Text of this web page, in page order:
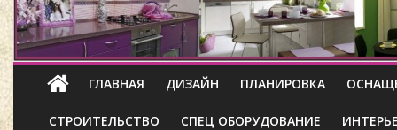
ГЛАВНАЯ ДИЗАЙН ПЛАНИРОВКА
СТРОИТЕЛЬСТВО СПЕЦ ОБОРУДОВАНИЕ